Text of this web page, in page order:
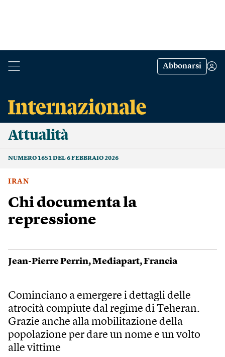
Abbonarsi
Attualità
NUMERO 1651 DEL 6 FEBBRAIO 2026
IRAN
Chi documenta la
repressione
Jean-Pierre Perrin,Mediapart,Francia
Cominciano a emergere i dettagli delle
atrocità compiute dal regime di Teheran.
Grazie anche alla mobilitazione della
popolazione per dare un nome e un volto
alle vittime